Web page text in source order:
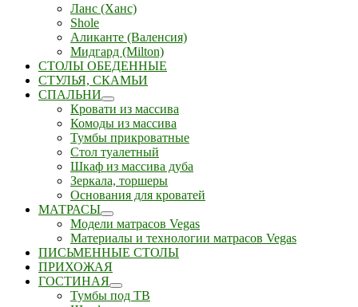
Ланс (Ханс)
Shole
Аликанте (Валенсия)
Мидгард (Milton)
СТОЛЫ ОБЕДЕННЫЕ
СТУЛЬЯ, СКАМЬИ
СПАЛЬНИ
Кровати из массива
Комоды из массива
Тумбы прикроватные
Стол туалетный
Шкаф из массива дуба
Зеркала, торшеры
Основания для кроватей
МАТРАСЫ
Модели матрасов Vegas
Материалы и технологии матрасов Vegas
ПИСЬМЕННЫЕ СТОЛЫ
ПРИХОЖАЯ
ГОСТИНАЯ
Тумбы под ТВ